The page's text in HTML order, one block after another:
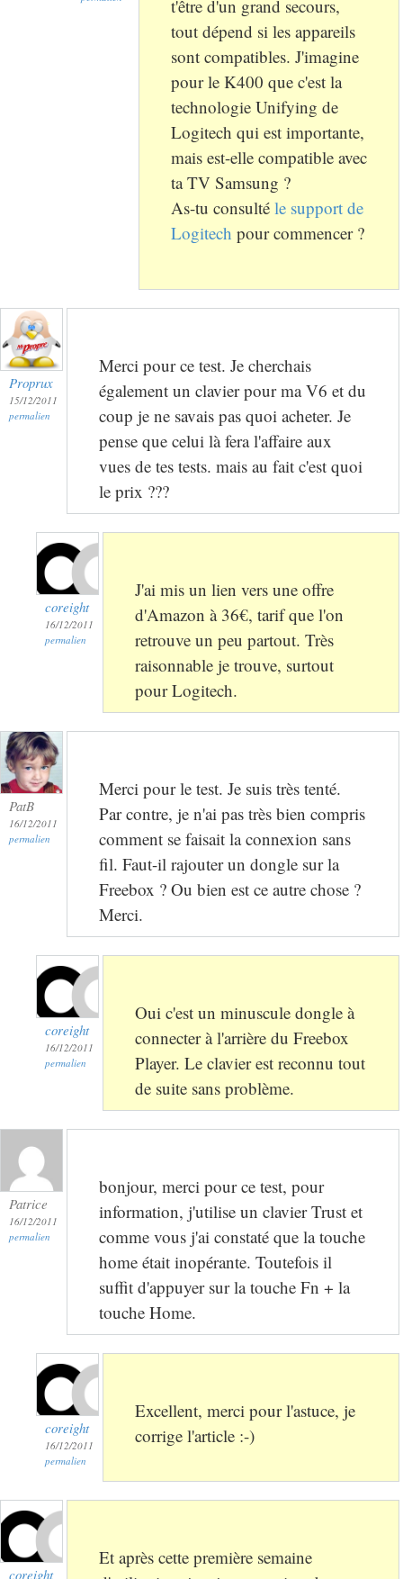
t'être d'un grand secours,
tout dépend si les appareils
sont compatibles. J'imagine
pour le K400 que c'est la
technologie Unifying de
Logitech qui est importante,
mais est-elle compatible avec
ta TV Samsung ?
As-tu consulté le support de
Logitech pour commencer ?
Proprux
15/12/2011
permalien
Merci pour ce test. Je cherchais
également un clavier pour ma V6 et du
coup je ne savais pas quoi acheter. Je
pense que celui là fera l'affaire aux
vues de tes tests. mais au fait c'est quoi
le prix ???
coreight
16/12/2011
permalien
J'ai mis un lien vers une offre
d'Amazon à 36€, tarif que l'on
retrouve un peu partout. Très
raisonnable je trouve, surtout
pour Logitech.
PatB
16/12/2011
permalien
Merci pour le test. Je suis très tenté.
Par contre, je n'ai pas très bien compris
comment se faisait la connexion sans
fil. Faut-il rajouter un dongle sur la
Freebox ? Ou bien est ce autre chose ?
Merci.
coreight
16/12/2011
permalien
Oui c'est un minuscule dongle à
connecter à l'arrière du Freebox
Player. Le clavier est reconnu tout
de suite sans problème.
Patrice
16/12/2011
permalien
bonjour, merci pour ce test, pour
information, j'utilise un clavier Trust et
comme vous j'ai constaté que la touche
home était inopérante. Toutefois il
suffit d'appuyer sur la touche Fn + la
touche Home.
coreight
16/12/2011
permalien
Excellent, merci pour l'astuce, je
corrige l'article :-)
coreight
Et après cette première semaine